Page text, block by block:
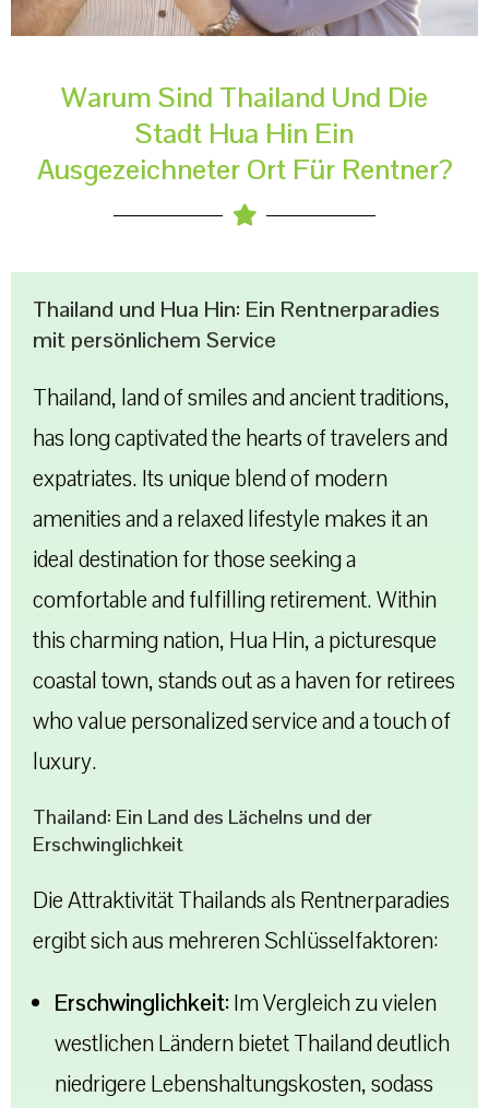
Warum Sind Thailand Und Die
Stadt Hua Hin Ein
Ausgezeichneter Ort Für Rentner?
Thailand und Hua Hin: Ein Rentnerparadies
mit persönlichem Service
Thailand, land of smiles and ancient traditions,
has long captivated the hearts of travelers and
expatriates. Its unique blend of modern
amenities and a relaxed lifestyle makes it an
ideal destination for those seeking a
comfortable and fulfilling retirement. Within
this charming nation, Hua Hin, a picturesque
coastal town, stands out as a haven for retirees
who value personalized service and a touch of
luxury.
Thailand: Ein Land des Lächelns und der
Erschwinglichkeit
Die Attraktivität Thailands als Rentnerparadies
ergibt sich aus mehreren Schlüsselfaktoren:
Erschwinglichkeit:Im Vergleich zu vielen
westlichen Ländern bietet Thailand deutlich
niedrigere Lebenshaltungskosten, sodass